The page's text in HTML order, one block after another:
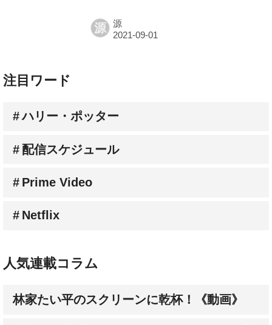
源 源
注目ワード
ハリー・ポッター
配信スケジュール
Prime Video
Netflix
人気連載コラム
林家たい平のスクリーンに乾杯！《動画》